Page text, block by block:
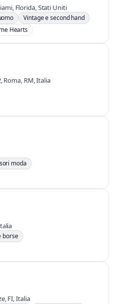
Florida, Stati Uniti
Vintage e second hand
Hearts
Roma, RM, Italia
moda
borse
FI, Italia